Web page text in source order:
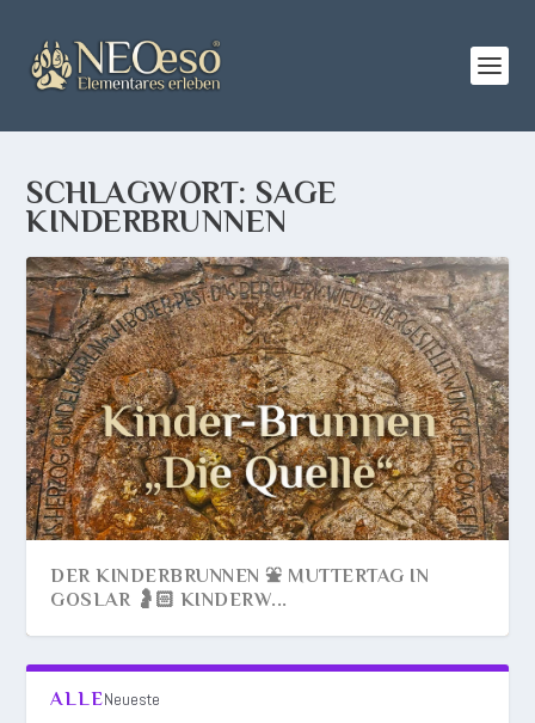
SCHLAGWORT: SAGE
KINDERBRUNNEN
DER KINDERBRUNNEN ⛲ MUTTERTAG IN
GOSLAR 🤰🏻 KINDERW...
ALLENeueste